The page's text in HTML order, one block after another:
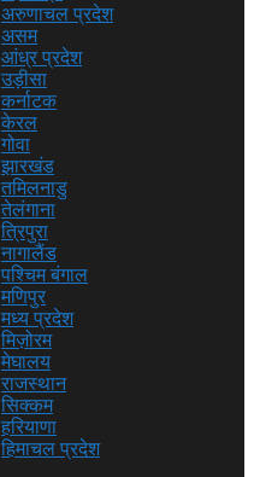
अरुणाचल प्रदेश
असम
आंध्र प्रदेश
उड़ीसा
कर्नाटक
केरल
गोवा
झारखंड
तमिलनाडु
तेलंगाना
त्रिपुरा
नागालैंड
पश्चिम बंगाल
मणिपुर
मध्य प्रदेश
मिज़ोरम
मेघालय
राजस्थान
सिक्कम
हरियाणा
हिमाचल प्रदेश